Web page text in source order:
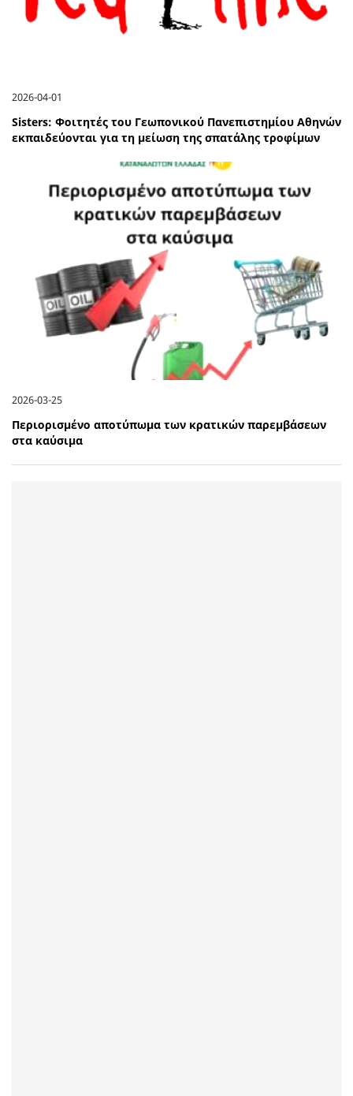
2026-04-01
Sisters: Φοιτητές του Γεωπονικού Πανεπιστημίου Αθηνών
εκπαιδεύονται για τη μείωση της σπατάλης τροφίμων
2026-03-25
Περιορισμένο αποτύπωμα των κρατικών παρεμβάσεων
στα καύσιμα